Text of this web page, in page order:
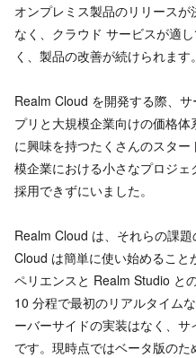
オンプレミス製品のリリース
なく、クラウド サービスが適
く、製品の改善が続けられます。
Realm Cloud を開発する際、
プリと大規模企業向けの価格
に興味を持つたくさんのスタ
模企業における小さなプロジ
採用できずにいました。
Realm Cloud は、それらの課
Cloud は簡単に使い始めること
ペリエンスと Realm Studio と
10 分程で最初のリアルタイム
ーバーサイドの実装はなく、
です。現時点ではベータ版の